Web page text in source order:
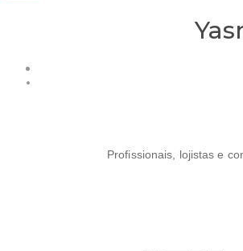
Profissionais, lojistas e